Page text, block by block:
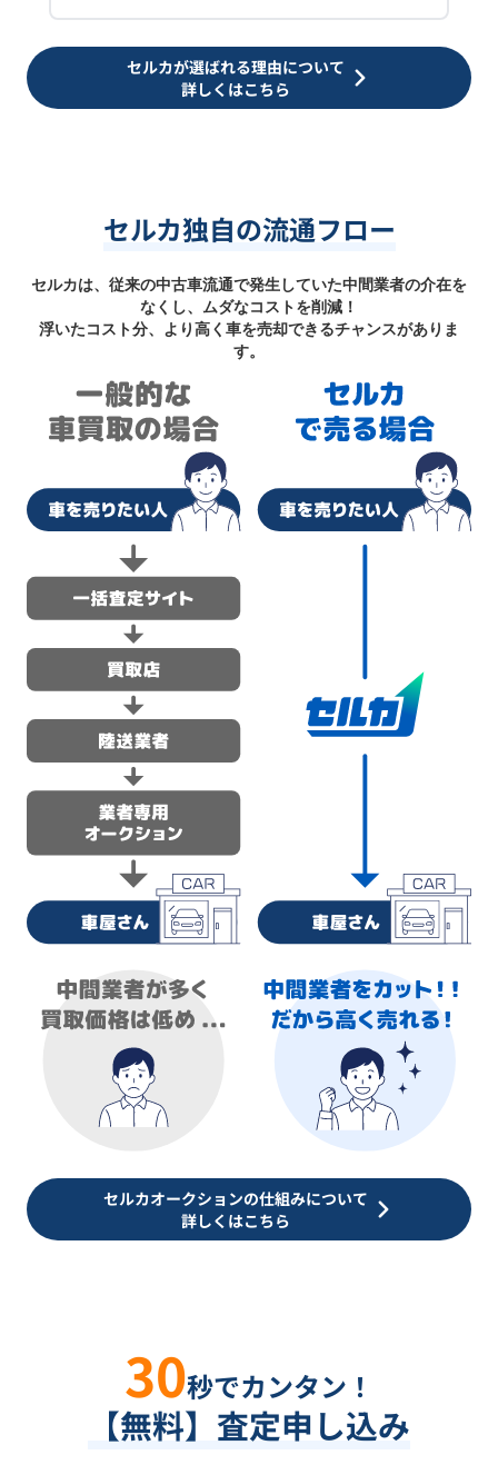
セルカが選ばれる理由について
詳しくはこちら
セルカ独自の流通フロー
セルカは、従来の中古車流通で発生していた中間業者の介在を
なくし、ムダなコストを削減！
浮いたコスト分、より高く車を売却できるチャンスがありま
す。
セルカオークションの仕組みについて
詳しくはこちら
30秒でカンタン！
【無料】査定申し込み